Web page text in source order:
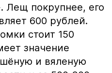
Лещ покрупнее, его
600 рублей.
стоит 150
значение
и вяленую